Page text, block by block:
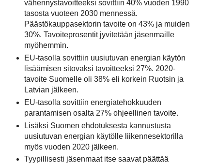
vähennystavoitteeksi sovittiin 40% vuoden 1990
tasosta vuoteen 2030 mennessä.
Päästökauppasektorin tavoite on 43% ja muiden
30%. Tavoiteprosentit jyvitetään jäsenmaille
myöhemmin.
EU-tasolla sovittiin uusiutuvan energian käytön
lisäämisen sitovaksi tavoitteeksi 27%. 2020-
tavoite Suomelle oli 38% eli korkein Ruotsin ja
Latvian jälkeen.
EU-tasolla sovittiin energiatehokkuuden
parantamisen osalta 27% ohjeellinen tavoite.
Lisäksi Suomen ehdotuksesta kannustusta
uusiutuvan energian käytölle liikennesektorilla
myös vuoden 2020 jälkeen.
Tyypillisesti jäsenmaat itse saavat päättää